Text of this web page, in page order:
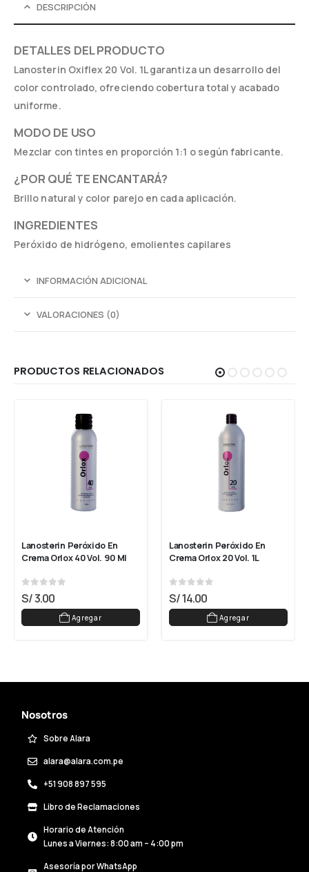
DESCRIPCIÓN
DETALLES DEL PRODUCTO
Lanosterin Oxiflex 20 Vol. 1L garantiza un desarrollo del
color controlado, ofreciendo cobertura total y acabado
uniforme.
MODO DE USO
Mezclar con tintes en proporción 1:1 o según fabricante.
¿POR QUÉ TE ENCANTARÁ?
Brillo natural y color parejo en cada aplicación.
INGREDIENTES
Peróxido de hidrógeno, emolientes capilares
INFORMACIÓN ADICIONAL
VALORACIONES (0)
PRODUCTOS RELACIONADOS
Lanosterin Peróxido En
Crema Orlox 40 Vol. 90 Ml
0 out of 5
S/3.00
Agregar
Lanosterin Peróxido En
Crema Orlox 20 Vol. 1L
0 out of 5
S/14.00
Agregar
Nosotros
Sobre Alara
alara@alara.com.pe
+51 908 897 595
Libro de Reclamaciones
Horario de Atención
Lunes a Viernes: 8:00 am – 4:00 pm
Asesoría por WhatsApp